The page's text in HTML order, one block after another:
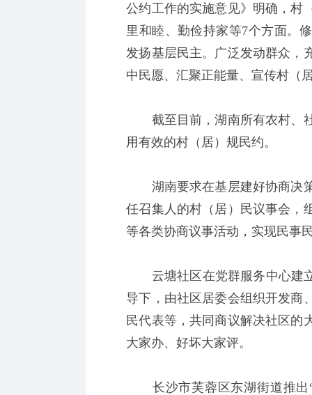
公约工作的实施意见》明确，村
里和睦、勤俭持家等7个方面。
发扬基层民主。广泛发动群众，
中民愿、汇聚正能量、宣传村（
截至目前，湖南所有农村、社
用有效的村（居）规民约。
湖南要求在基层建好协商决策
任召集人的村（居）民议事会，
等各类协商议事活动，实现民事
云塘社区在党群服务中心建立
导下，由社区居委会组织开发商
民代表等，共同商议解决社区的
大家办、好坏大家评。
长沙市芙蓉区东湖街道推出“